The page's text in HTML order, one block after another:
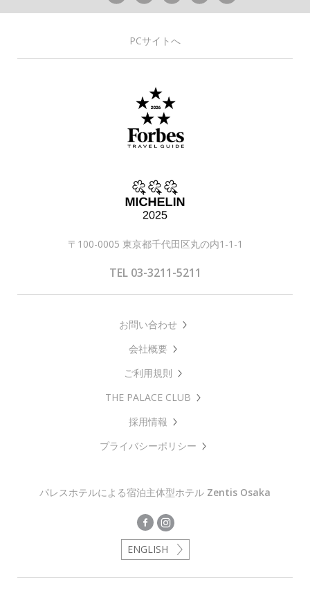
PCサイトへ
〒100-0005 東京都千代田区丸の内1-1-1
TEL 03-3211-5211
お問い合わせ
会社概要
ご利用規則
THE PALACE CLUB
採用情報
プライバシーポリシー
パレスホテルによる宿泊主体型ホテル Zentis Osaka
ENGLISH